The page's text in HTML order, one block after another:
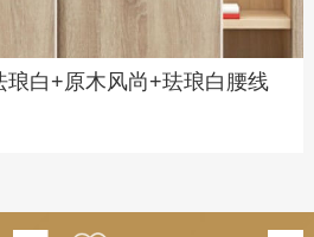
琅白+原木风尚+珐琅白腰线